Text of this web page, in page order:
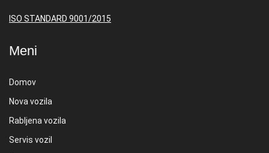
ISO STANDARD 9001/2015
Meni
Domov
Nova vozila
Rabljena vozila
Servis vozil